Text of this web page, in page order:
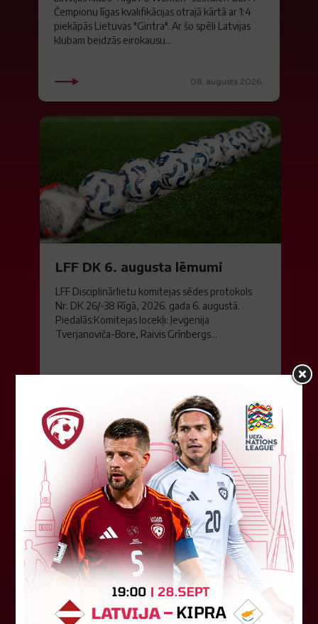
Čempionu līgas kvalifikācijas otrajā kārtā ar 1:4
piekāpās Lietuvas "Gintra". Ar šo spēli Latvijas
klubam beidzās eirokausu...
08. augusts 2026.
LFF DK 6. augusta lēmumi
LFF Disciplinārlietu komitejas sēdes protokols
Nr. DK 26/-38 Rīgā, 2026. gada 6. augustā.
Piedalās:Komitejas locekļi: Jevgenija
Tverjanoviča-Bore, Raivis Grīnbergs...
"Riga FC" iegūst handikapu, RFS
būs jāatspēlējas
Ceturtdienas vakarā savas spēles UEFA